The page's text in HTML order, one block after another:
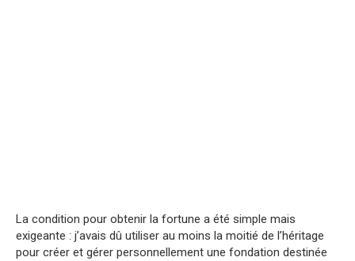
La condition pour obtenir la fortune a été simple mais
exigeante : j’avais dû utiliser au moins la moitié de l’héritage
pour créer et gérer personnellement une fondation destinée